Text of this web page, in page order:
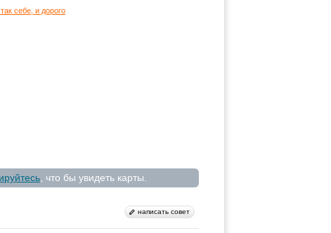
себе, и дорого
, что бы увидеть карты.
написать совет